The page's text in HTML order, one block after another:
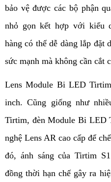
bảo vệ được các bộ phận
nhỏ gọn kết hợp với kiểu
hàng có thể dễ dàng lắp đặt
sức mạnh mà không cần cắt
Lens Module Bi LED
inch. Cũng giống như
Tirtim, đèn Module Bi LED
nghệ Lens AR cao cấp để
đó, ánh sáng của Tirtim
đồng thời hạn chế gây ra